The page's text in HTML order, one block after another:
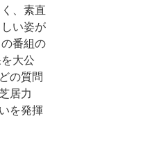
、素直
い姿が
番組の
大公
の質問
居力
を発揮